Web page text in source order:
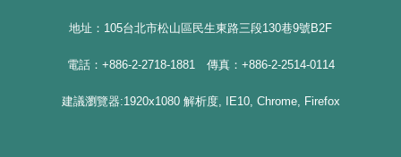
地址：105台北市松山區民生東路三段130巷9號B2F
電話：+886-2-2718-1881 傳真：+886-2-2514-0114
建議瀏覽器:1920x1080 解析度, IE10, Chrome, Firefox